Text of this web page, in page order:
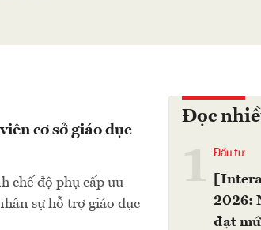
cơ sở giáo dục
chế độ phụ cấp ưu
sự hỗ trợ giáo dục
Đọc
Đầu tư
2026:
đạt